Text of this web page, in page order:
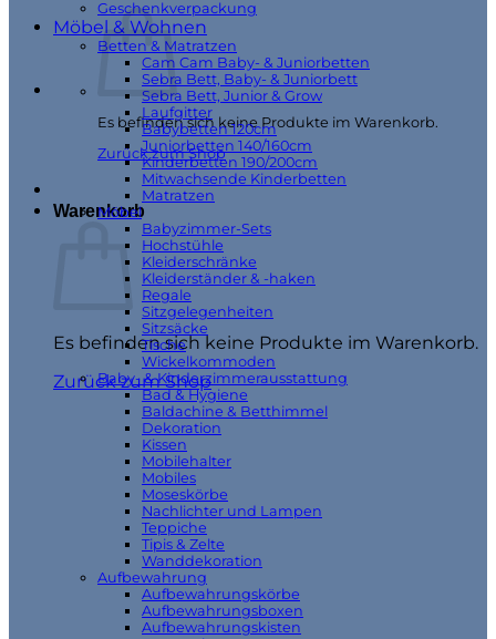
Es befinden sich keine Produkte im Warenkorb.
Zurück zum Shop
Warenkorb
Es befinden sich keine Produkte im Warenkorb.
Zurück zum Shop
Geschenkverpackung
Möbel & Wohnen
Betten & Matratzen
Cam Cam Baby- & Juniorbetten
Sebra Bett, Baby- & Juniorbett
Sebra Bett, Junior & Grow
Laufgitter
Babybetten 120cm
Juniorbetten 140/160cm
Kinderbetten 190/200cm
Mitwachsende Kinderbetten
Matratzen
Möbel
Babyzimmer-Sets
Hochstühle
Kleiderschränke
Kleiderständer & -haken
Regale
Sitzgelegenheiten
Sitzsäcke
Tische
Wickelkommoden
Baby- & Kinderzimmerausstattung
Bad & Hygiene
Baldachine & Betthimmel
Dekoration
Kissen
Mobilehalter
Mobiles
Moseskörbe
Nachlichter und Lampen
Teppiche
Tipis & Zelte
Wanddekoration
Aufbewahrung
Aufbewahrungskörbe
Aufbewahrungsboxen
Aufbewahrungskisten